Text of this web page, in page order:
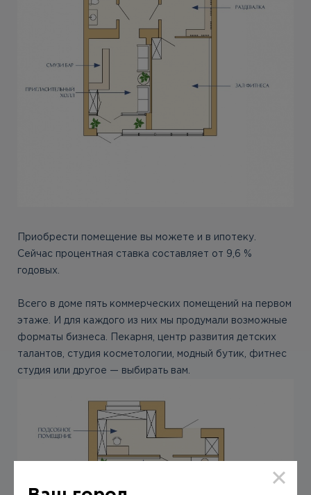
Приобрести помещение вы можете и в ипотеку.
Сейчас процентная ставка составляет от 9,6 %
годовых.
Всего в доме пять коммерческих помещений на первом
этаже. И для каждого из них мы продумали возможные
форматы бизнеса. Пекарня, центр развития детских
талантов, студия косметологии, модный бутик, фитнес
студия или другое — выбирать вам.